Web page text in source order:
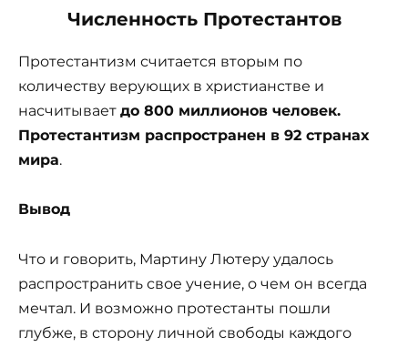
Численность Протестантов
Протестантизм считается вторым по
количеству верующих в христианстве и
насчитывает до 800 миллионов человек.
Протестантизм распространен в 92 странах
мира.
Вывод
Что и говорить, Мартину Лютеру удалось
распространить свое учение, о чем он всегда
мечтал. И возможно протестанты пошли
глубже, в сторону личной свободы каждого